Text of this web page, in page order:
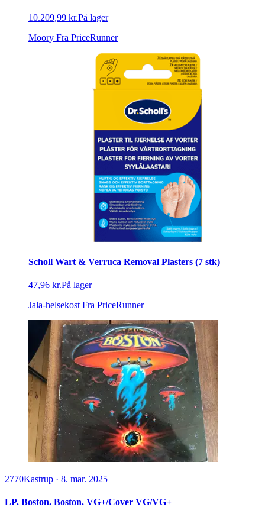
10.209,99 kr.På lager
Moory Fra PriceRunner
Scholl Wart & Verruca Removal Plasters (7 stk)
47,96 kr.På lager
Jala-helsekost Fra PriceRunner
2770Kastrup · 8. mar. 2025
LP. Boston. Boston. VG+/Cover VG/VG+